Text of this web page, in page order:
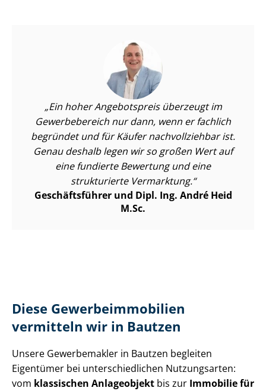
Ein hoher Angebotspreis überzeugt im
Gewerbebereich nur dann, wenn er fachlich
begründet und für Käufer nachvollziehbar ist.
Genau deshalb legen wir so großen Wert auf
eine fundierte Bewertung und eine
strukturierte Vermarktung.
Geschäftsführer und Dipl. Ing. André Heid
M.Sc.
Diese Ge­wer­be­im­mo­bi­li­en
vermitteln wir in Bautzen
Unsere Gewerbemakler in Bautzen begleiten
Eigentümer bei un­ter­schied­li­chen Nutzungsarten:
vom klassischen Anlageobjekt bis zur Immobilie für